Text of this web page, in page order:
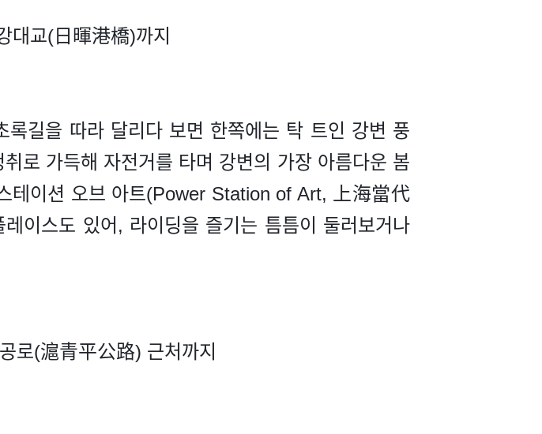
대교(日暉港橋)까지
길을 따라 달리다 보면 한쪽에는 탁 트인 강변 풍
로 가득해 자전거를 타며 강변의 가장 아름다운 봄
테이션 오브 아트(Power Station of Art, 上海當代
이스도 있어, 라이딩을 즐기는 틈틈이 둘러보거나
로(滬青平公路) 근처까지